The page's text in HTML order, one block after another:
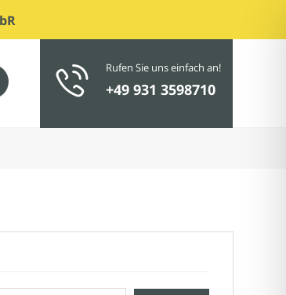
Rufen Sie uns einfach an!
+49 931 3598710